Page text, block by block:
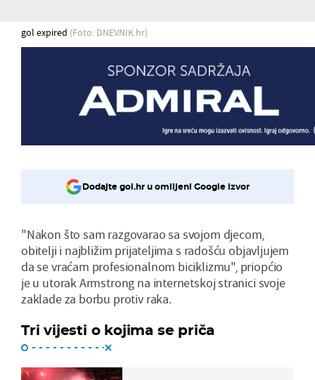
gol expired (Foto: DNEVNIK.hr)
Dodajte gol.hr u omiljeni Google izvor
"Nakon što sam razgovarao sa svojom djecom,
obitelji i najbližim prijateljima s radošću objavljujem
da se vraćam profesionalnom biciklizmu", priopćio
je u utorak Armstrong na internetskoj stranici svoje
zaklade za borbu protiv raka.
Tri vijesti o kojima se priča